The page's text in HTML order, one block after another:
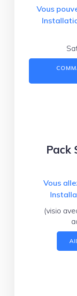
Vous
Pack
Vous
(visio